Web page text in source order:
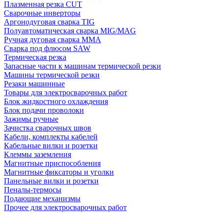
Плазменная резка CUT
Сварочные инверторы
Аргонодуговая сварка TIG
Полуавтоматическая сварка MIG/MAG
Ручная дуговая сварка MMA
Сварка под флюсом SAW
Термическая резка
Запасные части к машинам термической резки
Машины термической резки
Резаки машинные
Товары для электросварочных работ
Блок жидкостного охлаждения
Блок подачи проволоки
Зажимы ручные
Зачистка сварочных швов
Кабели, комплекты кабелей
Кабельные вилки и розетки
Клеммы заземления
Магнитные приспособления
Магнитные фиксаторы и уголки
Панельные вилки и розетки
Пеналы-термосы
Подающие механизмы
Прочее для электросварочных работ